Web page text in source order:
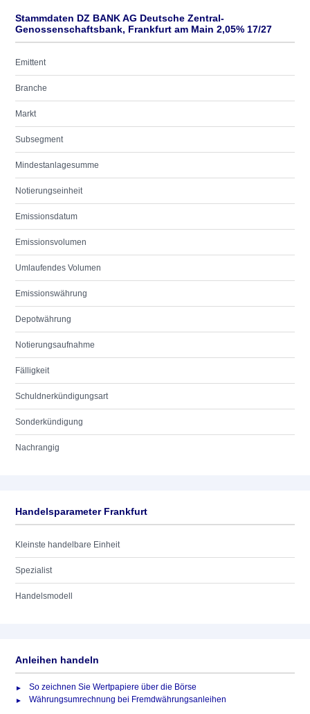
Stammdaten DZ BANK AG Deutsche Zentral-
Genossenschaftsbank, Frankfurt am Main 2,05% 17/27
Emittent
Branche
Markt
Subsegment
Mindestanlagesumme
Notierungseinheit
Emissionsdatum
Emissionsvolumen
Umlaufendes Volumen
Emissionswährung
Depotwährung
Notierungsaufnahme
Fälligkeit
Schuldnerkündigungsart
Sonderkündigung
Nachrangig
Handelsparameter Frankfurt
Kleinste handelbare Einheit
Spezialist
Handelsmodell
Anleihen handeln
So zeichnen Sie Wertpapiere über die Börse
Währungsumrechnung bei Fremdwährungsanleihen